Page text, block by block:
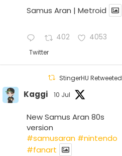
Samus Aran | Metroid
402 4053
Twitter
StingerHU Retweeted
Kaggi 10 Jul
New Samus Aran 80s
version
#samusaran #nintendo
#fanartㅤㅤㅤㅤ